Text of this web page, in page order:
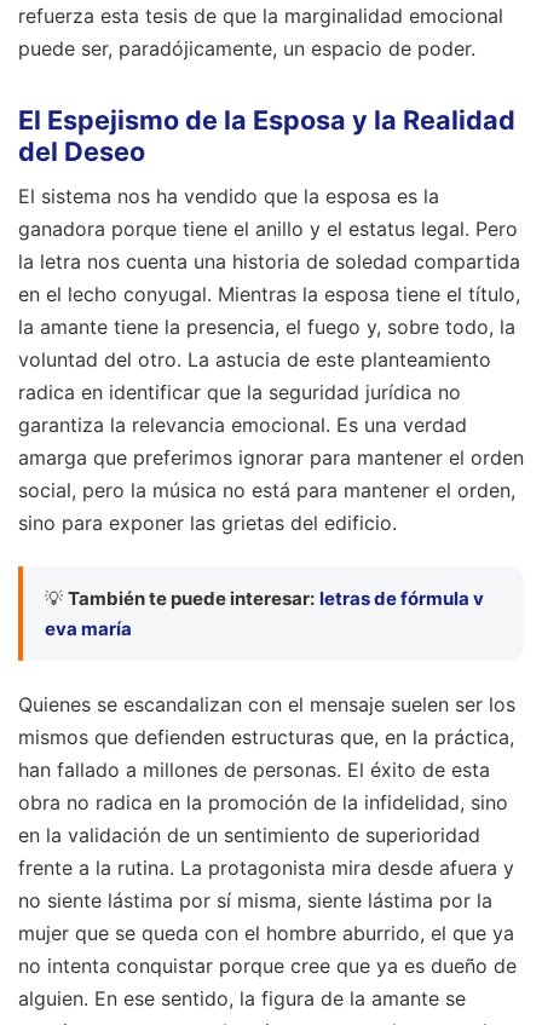
refuerza esta tesis de que la marginalidad emocional
puede ser, paradójicamente, un espacio de poder.
El Espejismo de la Esposa y la Realidad
del Deseo
El sistema nos ha vendido que la esposa es la
ganadora porque tiene el anillo y el estatus legal. Pero
la letra nos cuenta una historia de soledad compartida
en el lecho conyugal. Mientras la esposa tiene el título,
la amante tiene la presencia, el fuego y, sobre todo, la
voluntad del otro. La astucia de este planteamiento
radica en identificar que la seguridad jurídica no
garantiza la relevancia emocional. Es una verdad
amarga que preferimos ignorar para mantener el orden
social, pero la música no está para mantener el orden,
sino para exponer las grietas del edificio.
💡 También te puede interesar: letras de fórmula v
eva maría
Quienes se escandalizan con el mensaje suelen ser los
mismos que defienden estructuras que, en la práctica,
han fallado a millones de personas. El éxito de esta
obra no radica en la promoción de la infidelidad, sino
en la validación de un sentimiento de superioridad
frente a la rutina. La protagonista mira desde afuera y
no siente lástima por sí misma, siente lástima por la
mujer que se queda con el hombre aburrido, el que ya
no intenta conquistar porque cree que ya es dueño de
alguien. En ese sentido, la figura de la amante se